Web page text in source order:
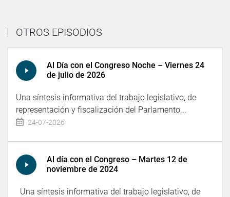
OTROS EPISODIOS
Al Día con el Congreso Noche – Viernes 24
de julio de 2026
Una síntesis informativa del trabajo legislativo, de
representación y fiscalización del Parlamento...
24-07-2026
Al día con el Congreso – Martes 12 de
noviembre de 2024
Una síntesis informativa del trabajo legislativo, de